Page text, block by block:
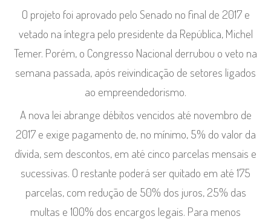
O projeto foi aprovado pelo Senado no final de 2017 e
vetado na íntegra pelo presidente da República, Michel
Temer. Porém, o Congresso Nacional derrubou o veto na
semana passada, após reivindicação de setores ligados
ao empreendedorismo.
A nova lei abrange débitos vencidos até novembro de
2017 e exige pagamento de, no mínimo, 5% do valor da
dívida, sem descontos, em até cinco parcelas mensais e
sucessivas. O restante poderá ser quitado em até 175
parcelas, com redução de 50% dos juros, 25% das
multas e 100% dos encargos legais. Para menos